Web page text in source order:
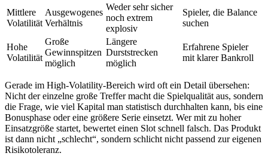
Mittlere
Volatilität
Ausgewogenes
Verhältnis
Weder sehr sicher
noch extrem
explosiv
Spieler, die Balance
suchen
Hohe
Volatilität
Große
Gewinnspitzen
möglich
Längere
Durststrecken
möglich
Erfahrene Spieler
mit klarer Bankroll
Gerade im High-Volatility-Bereich wird oft ein Detail übersehen:
Nicht der einzelne große Treffer macht die Spielqualität aus, sondern
die Frage, wie viel Kapital man statistisch durchhalten kann, bis eine
Bonusphase oder eine größere Serie einsetzt. Wer mit zu hoher
Einsatzgröße startet, bewertet einen Slot schnell falsch. Das Produkt
ist dann nicht „schlecht“, sondern schlicht nicht passend zur eigenen
Risikotoleranz.